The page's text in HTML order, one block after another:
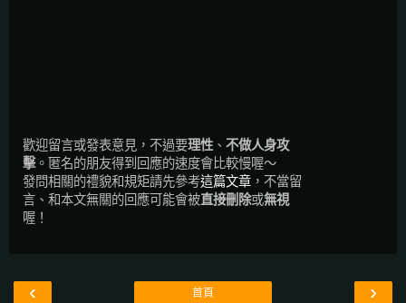
歡迎留言或發表意見，不過要理性 、 不做人身攻
擊。匿名的朋友得到回應的速度會比較慢喔～
發問相關的禮貌和規矩請先參考這篇文章 ，不當留
言、和本文無關的回應可能會被直接刪除或無視
喔！
‹ ›
首頁